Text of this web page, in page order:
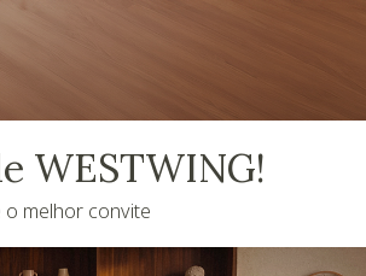
WESTWING!
melhor convite